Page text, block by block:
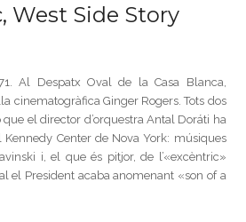
West Side Story
Al Despatx Oval de la Casa Blanca,
cinematogràfica Ginger Rogers. Tots dos
el director d’orquestra Antal Doráti ha
Center de Nova York: músiques
i, el que és pitjor, de l’«excèntric»
el President acaba anomenant «son of a